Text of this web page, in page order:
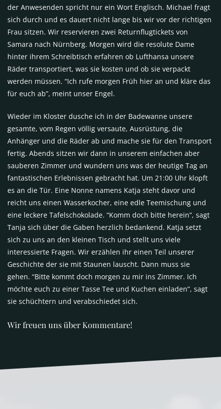
der Anwesenden spricht nur ein Wort Englisch. Michael fragt
sich durch und es dauert nicht lange bis wir vor der richtigen
Frau sitzen. Wir reservieren zwei Returnflugtickets von
Samara nach Nürnberg. Morgen wird die resolute Dame
hinter ihrem Schreibtisch erfahren ob Lufthansa unsere
Räder transportiert, was sie kosten und ob sie verpackt
werden müssen. “Ich rufe morgen Früh hier an und kläre das
für euch ab”, meint unser Engel.
Wieder im Kloster dusche ich in der Badewanne unsere
gesamte, vom Regen völlig versaute, Ausrüstung, die
Anhänger und die Räder ab und mache sie für den Transport
fertig. Abends sitzen wir dann in unserem einfachen aber
sauberen Zimmer und wundern uns was der heutige Tag an
fantastischen Erlebnissen gebracht hat. Um 21:00 Uhr klopft
es an die Tür. Eine Nonne namens Katja steht davor und
reicht uns einen Wasserkocher, eine edle Teemischung und
eine leckere Tafelschokolade. “Komm doch bitte herein”, sagt
Tanja sich über die Gaben herzlich bedankend. Katja setzt
sich zu uns an den kleinen Tisch und stellt uns viele
interessierte Fragen. Wir erzählen ihr einen Teil unserer
Geschichte der sie mit Staunen lauscht. Dann muss sie
gehen. “Bitte kommt doch morgen zu mir ins Zimmer. Ich
möchte euch zu einer Tasse Tee und Kuchen einladen”, sagt
sie schüchtern und verabschiedet sich.
Wir freuen uns über Kommentare!